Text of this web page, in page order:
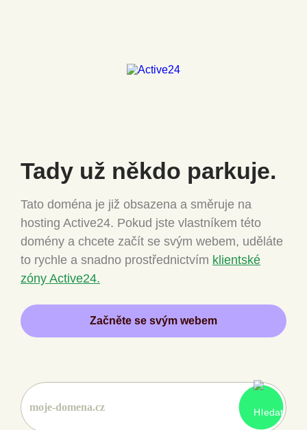
Tady už někdo parkuje.
Tato doména je již obsazena a směruje na
hosting Active24. Pokud jste vlastníkem této
domény a chcete začít se svým webem, uděláte
to rychle a snadno prostřednictvím klientské
zóny Active24.
Začněte se svým webem